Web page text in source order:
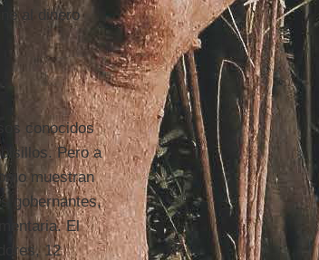
al dinero
conocidos
Pero a
muestran
gobernantes,
El
12